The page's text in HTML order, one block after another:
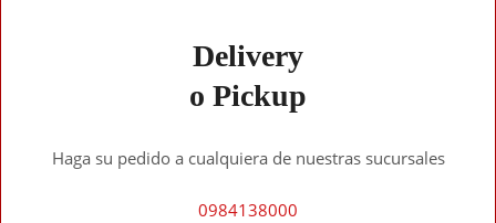
Delivery
o Pickup
Haga su pedido a cualquiera de nuestras sucursales
0984138000